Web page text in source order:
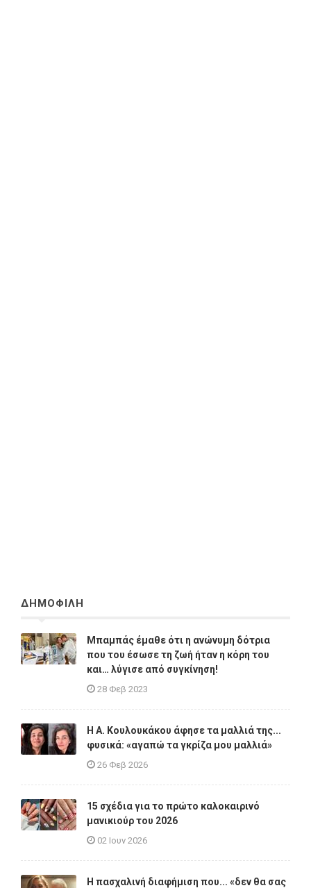
ΔΗΜΟΦΙΛΗ
Μπαμπάς έμαθε ότι η ανώνυμη δότρια
που του έσωσε τη ζωή ήταν η κόρη του
και… λύγισε από συγκίνηση!
28 Φεβ 2023
Η A. Κουλουκάκου άφησε τα μαλλιά της...
φυσικά: «αγαπώ τα γκρίζα μου μαλλιά»
26 Φεβ 2026
15 σχέδια για το πρώτο καλοκαιρινό
μανικιούρ του 2026
02 Ιουν 2026
Η πασχαλινή διαφήμιση που... «δεν θα σας